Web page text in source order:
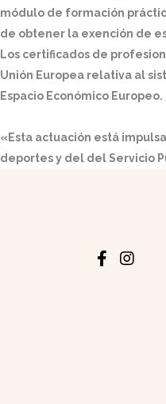
módulo de formación
de obtener la exención de
Los certificados de
Unión Europea relativa al
Espacio Económico Europeo.
«Esta actuación está
deportes y del del Servicio